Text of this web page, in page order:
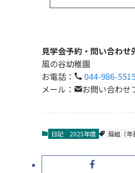
見学会予約・問い合わせ
風の谷幼稚園
お電話：
044-986-5515
メール：
お問い合わせ
日記 2025年度 風組（年